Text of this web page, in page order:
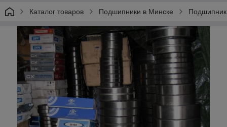
Каталог товаров Подшипники в Минске